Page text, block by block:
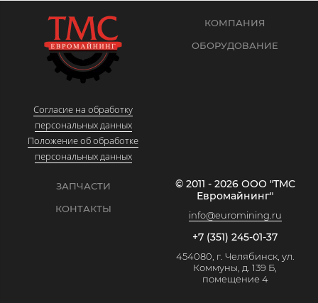
Согласие на обработку
персональных данных
Положение об обработке
персональных данных
КОМПАНИЯ
ОБОРУДОВАНИЕ
ЗАПЧАСТИ
КОНТАКТЫ
© 2011 - 2026 ООО "ТМС
Евромайнинг"
info@euromining.ru
+7 (351) 245-01-37
454080, г. Челябинск, ул.
Коммуны, д. 139 Б,
помещение 4